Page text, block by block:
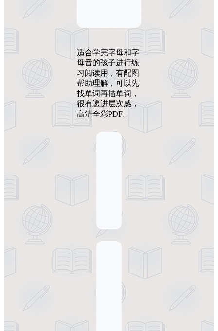
适合学完字母和字
母音的孩子进行练
习阅读用，有配图
帮助理解，可以先
找单词再描单词，
很有递进层次感，
高清全彩PDF。